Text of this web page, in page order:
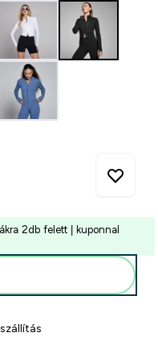
2db felett | kuponnal